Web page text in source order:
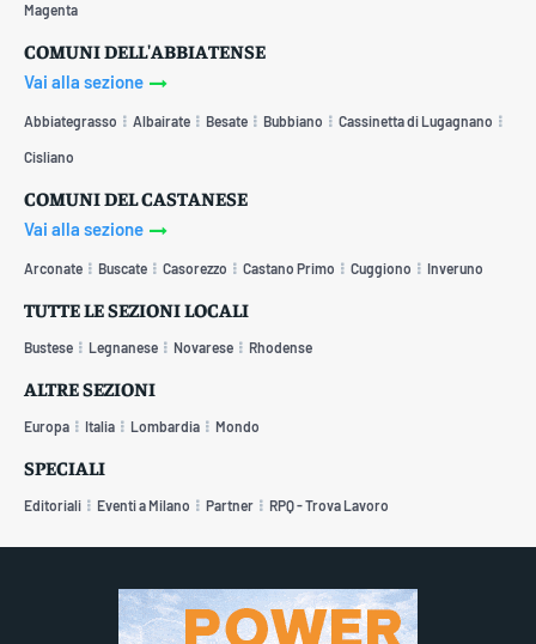
Magenta
COMUNI DELL'ABBIATENSE
Vai alla sezione
Abbiategrasso Albairate Besate Bubbiano Cassinetta di Lugagnano
Cisliano
COMUNI DEL CASTANESE
Vai alla sezione
Arconate Buscate Casorezzo Castano Primo Cuggiono Inveruno
TUTTE LE SEZIONI LOCALI
Bustese Legnanese Novarese Rhodense
ALTRE SEZIONI
Europa Italia Lombardia Mondo
SPECIALI
Editoriali Eventi a Milano Partner RPQ - Trova Lavoro